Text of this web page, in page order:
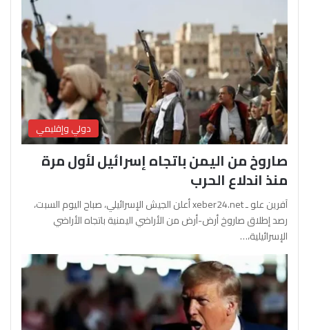
دولي وإقليمي
صاروخ من اليمن باتجاه إسرائيل لأول مرة
منذ اندلاع الحرب
آفرين علو ـ xeber24.net أعلن الجيش الإسرائيلي، صباح اليوم السبت،
رصد إطلاق صاروخ أرض-أرض من الأراضي اليمنية باتجاه الأراضي
الإسرائيلية،…